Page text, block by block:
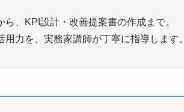
、KPI設計・改善提案書の作成まで。
力を、実務家講師が丁寧に指導します。